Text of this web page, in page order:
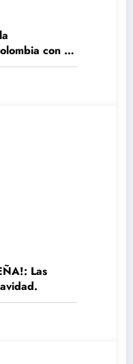
con su
IV de ICREA
Las